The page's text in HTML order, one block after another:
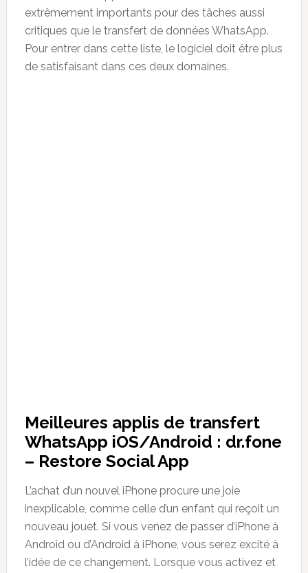
extrêmement importants pour des tâches aussi
critiques que le transfert de données WhatsApp.
Pour entrer dans cette liste, le logiciel doit être plus
de satisfaisant dans ces deux domaines.
Meilleures applis de transfert
WhatsApp iOS/Android : dr.fone
– Restore Social App
L’achat d’un nouvel iPhone procure une joie
inexplicable, comme celle d’un enfant qui reçoit un
nouveau jouet. Si vous venez de passer d’iPhone à
Android ou d’Android à iPhone, vous serez excité à
l’idée de ce changement. Lorsque vous activez et